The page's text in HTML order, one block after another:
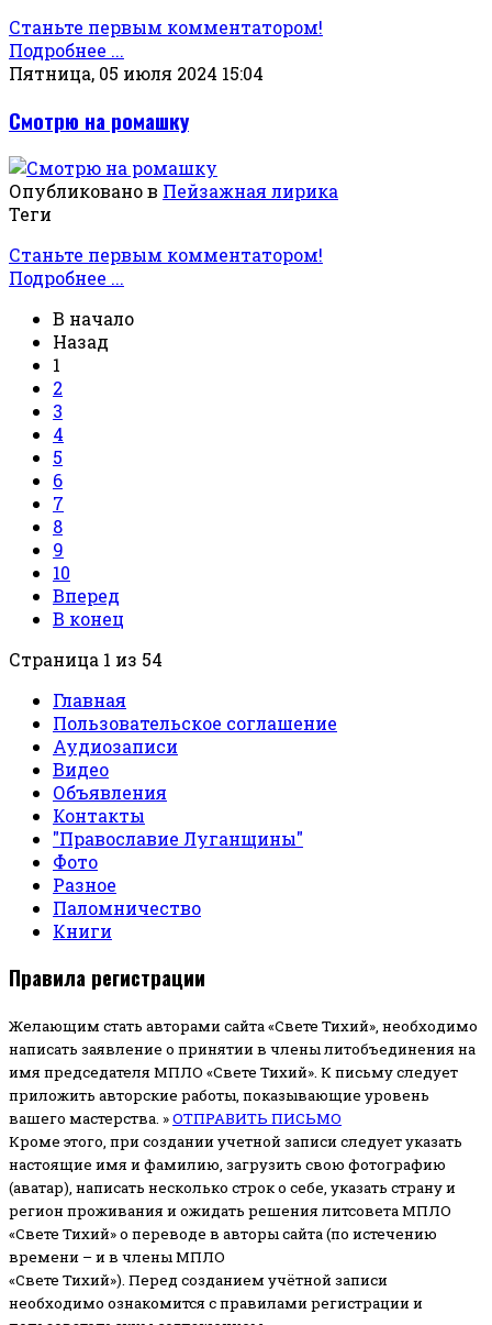
Станьте первым комментатором!
Подробнее ...
Пятница, 05 июля 2024 15:04
Смотрю на ромашку
Опубликовано в Пейзажная лирика
Теги
Станьте первым комментатором!
Подробнее ...
В начало
Назад
1
2
3
4
5
6
7
8
9
10
Вперед
В конец
Страница 1 из 54
Главная
Пользовательское соглашение
Аудиозаписи
Видео
Объявления
Контакты
"Православие Луганщины"
Фото
Разное
Паломничество
Книги
Правила регистрации
Желающим стать авторами сайта «Свете Тихий», необходимо
написать заявление о принятии в члены литобъединения на
имя председателя МПЛО «Свете Тихий». К письму следует
приложить авторские работы, показывающие уровень
вашего мастерства. »ОТПРАВИТЬ ПИСЬМО
Кроме этого, при создании учетной записи следует указать
настоящие имя и фамилию, загрузить свою фотографию
(аватар), написать несколько строк о себе, указать страну и
регион проживания и ожидать решения литсовета МПЛО
«Свете Тихий» о переводе в авторы сайта (по истечению
времени – и в члены МПЛО
«Свете Тихий»). Перед созданием учётной записи
необходимо ознакомится с правилами регистрации и